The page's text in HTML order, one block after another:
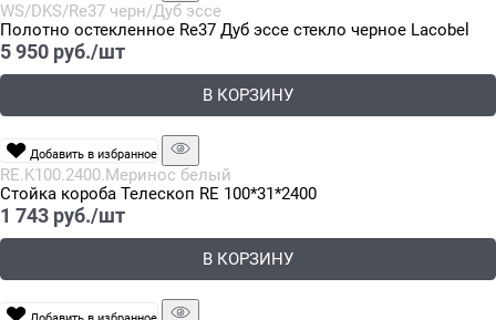
WS/DKS/Re37 черн/Дуб эссе
Полотно остекленное Re37 Дуб эссе стекло черное Lacobel
5 950 руб./шт
В КОРЗИНУ
Добавить в избранное
RE.K100.2400.Меринос белый
Стойка короба Телескоп RE 100*31*2400
1 743 руб./шт
В КОРЗИНУ